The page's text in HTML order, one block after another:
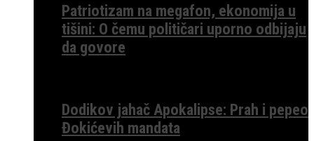
Patriotizam na megafon, ekonomija u
tišini: O čemu političari uporno odbijaju
da govore
Dodikov jahač Apokalipse: Prah i pepeo
Đokićevih mandata